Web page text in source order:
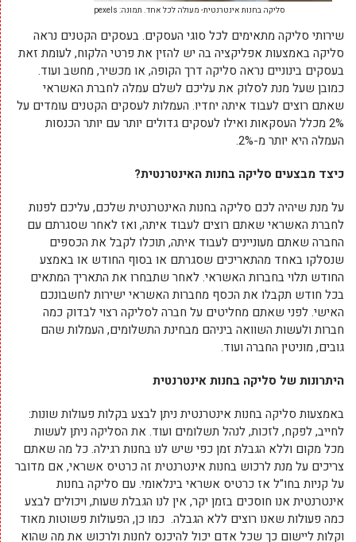
סליקה בחנות אינטרנטית- מעולה לכל אחד. תמונה: pexels
שירותי סליקה מתאימים לכל סוגי העסקים. בעסקים הקטנים נראה
סליקה באמצעות אפליקציה בה יש להזין את פרטי הלקוח, לעומת זאת
בעסקים בינוניים נראה סליקה דרך הקופה, או מכשיר, מחשב ועוד.
כמובן שעל מנת לסלוק את עליכם לשלם עמלה לחברת האשראי
שאתם רוצים לעבוד איתה יחדיו. העמלות לעסקים הקטנים עומדים על
2% מכלל העסקאות ואילו לעסקים גדולים יותר עם יותר הכנסות
העמלה היא יותר מ-2%.
כיצד מבצעים סליקה בחנות האינטרנטית?
על מנת שיהיה לכם סליקה בחנות האינטרנטית שלכם, עליכם לפנות
לחברת האשראי שאתם רוצים לעבוד איתה, ואז לאחר שסגרתם עם
החברה שאתם מעוניינים לעבוד איתה, תוכלו לקבל את הכספים
שנסלקו באחד מהתאריכים שסגרתם או בסוף החודש או באמצע
החודש תלוי בחברות האשראי. לאחר שתבחרו את התאריך המתאים
בכל חודש תקבלו את הכסף מחברות האשראי ישירות לחשבונכם
האישי. לפני שאתם מחליטים על חברה לסליקה רצוי לבדוק כמה
חברות ולעשות השוואה ביניהם מבחינת התשלומים, העמלות שהם
גובים, מוניטין החברה ועוד.
היתרונות של סליקה בחנות אינטרנטית
באמצעות סליקה בחנות אינטרנטית ניתן לבצע בקלות פעולות שונות:
לחייב, לפקח, לזכות, לנהל תשלומים ועוד. את הסליקה ניתן לעשות
מכל מקום וללא הגבלת זמן כפי שיש לנו בחנות רגילה. כל מה שאתם
צריכים על מנת לרכוש בחנות אינטרנטית זה כרטיס אשראי, אם מדובר
על קניות בחו"ל אז כרטיס אשראי בינלאומי. עם סליקה בחנות
אינטרנטית אנו חוסכים בזמן יקר, אין לנו הגבלת שעות, ויכולים לבצע
כמה פעולות שאנו רוצים ללא הגבלה. כמו כן, הפעולות פשוטות מאוד
וקלות ליישום כך שכל אדם יכול להיכנס לחנות ולרכוש את מה שהוא